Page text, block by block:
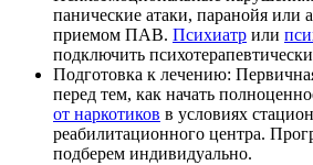
панические атаки, паранойя или
приемом ПАВ. Психиатр или
подключить
Подготовка к лечению:
перед тем, как начать
от наркотиков в условиях
реабилитационного центра.
подберем индивидуально.